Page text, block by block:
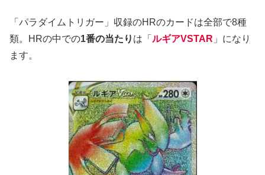
「パラダイムトリガー」収録のHRのカードは全部で8種
類。HRの中での1番の当たり は「 ルギアVSTAR 」になり
ます。